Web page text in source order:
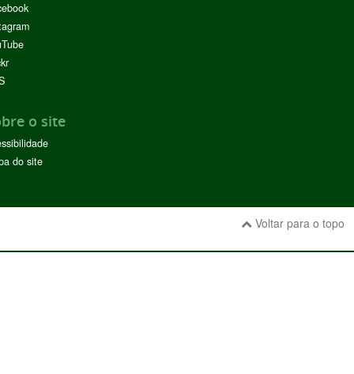
o site
do site
Voltar para o topo